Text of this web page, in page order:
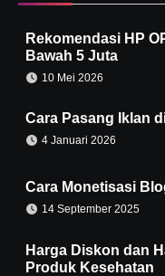
Rekomendasi HP
Bawah 5 Juta
10 Mei 2026
Cara Pasang Iklan
4 Januari 2026
Cara Monetisasi
14 September 2025
Harga Diskon dan
Produk Kesehatan